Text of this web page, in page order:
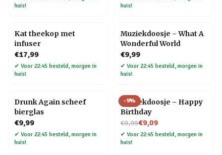
huis!
huis!
Kat theekop met
infuser
€17,99
✔ Voor 22:45 besteld, morgen in
huis!
Muziekdoosje – What A
Wonderful World
€9,99
✔ Voor 22:45 besteld, morgen in
huis!
Drunk Again scheef
bierglas
€9,99
✔ Voor 22:45 besteld, morgen in
huis!
-9%
Muziekdoosje – Happy
Birthday
€9,99
Nu voor€9,09
✔ Voor 22:45 besteld, morgen in
huis!